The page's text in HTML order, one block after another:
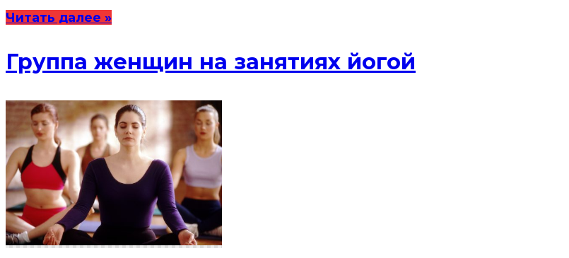
Читать далее »
Группа женщин на занятиях йогой